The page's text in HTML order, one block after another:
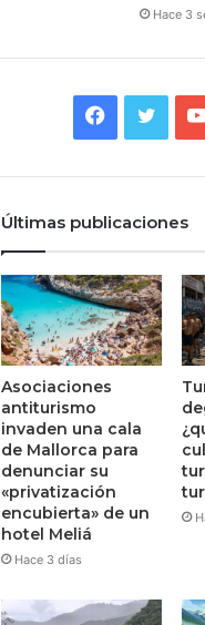
Hace 3
Facebook
Últimas publicaciones
Asociaciones
antiturismo
invaden una cala
de Mallorca para
denunciar su
«privatización
encubierta» de un
hotel Meliá
Hace 3 días